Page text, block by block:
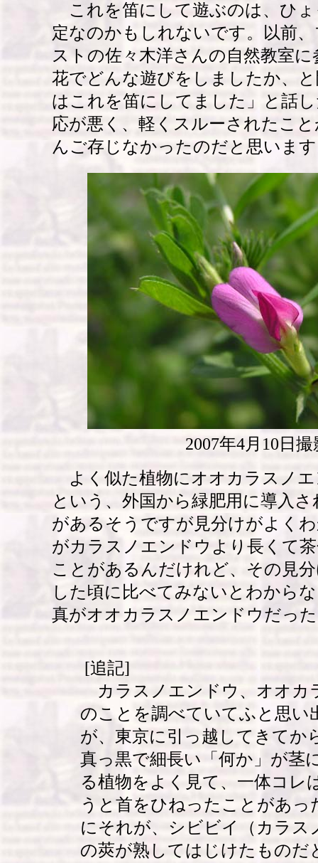
これを笛にして遊ぶのは、ひ
定なのかもしれないです。以前
ストの佐々木洋さんの自然教室
花でどんな遊びをしましたか、
はこれを笛にしてました」と話
応が悪く、軽くスルーされたこ
んご存じなかったのだと思いま
2007年4月10日撮
よく似た植物にオオカラスノ
という、外国から緑肥用に導入
があるそうですが見分けがよく
がカラスノエンドウより長くて
ことがあるんだけれど、その見
した頃に比べてみないとわから
真がオオカラスノエンドウだっ
[追記]
カラスノエンドウ、オオカ
のことを調べていてふと思い
が、東京に引っ越してきてか
真っ黒で細長い「何か」が茎
る植物をよく見て、一体コレ
うと首をひねったことがあっ
にそれが、シビビイ（カラス
の莢が熟してはじけたものだ